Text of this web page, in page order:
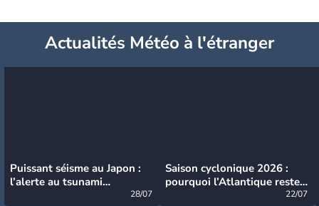
Actualités Météo à l'étranger
Puissant séisme au Japon :
l’alerte au tsunami
28/07
Saison cyclonique 2026 :
pourquoi l’Atlantique reste
22/07